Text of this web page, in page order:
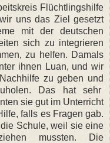
Flüchtlingshilfe
uns das Ziel gesetzt
mit der deutschen
sich zu integrieren
zu helfen. Damals
ihnen Luan, und wir
zu geben und
Das hat sehr
sie gut im Unterricht
falls es Fragen gab.
Schule, weil sie eine
mussten. Die